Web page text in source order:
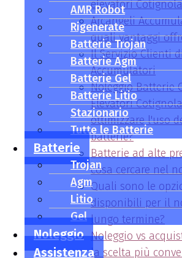
AMR Robot
Rigenerate
Batterie Trojan
Batterie Agm
Batterie Gel
Batterie Litio
Stazionario
Tutte le Batterie
Batterie
Trojan
Agm
Litio
Gel
Noleggio
Assistenza
elevatori Cotignola
Arcangeli
quali vantaggi
Il Servizio Clienti
Accumulatori
Noleggio Batterie
Elevatori
ottimizzare l'uso
batterie?
Batterie ad alte
cosa cercare nel
Quali sono le
disponibili per il
lungo termine?
Noleggio vs
la scelta più